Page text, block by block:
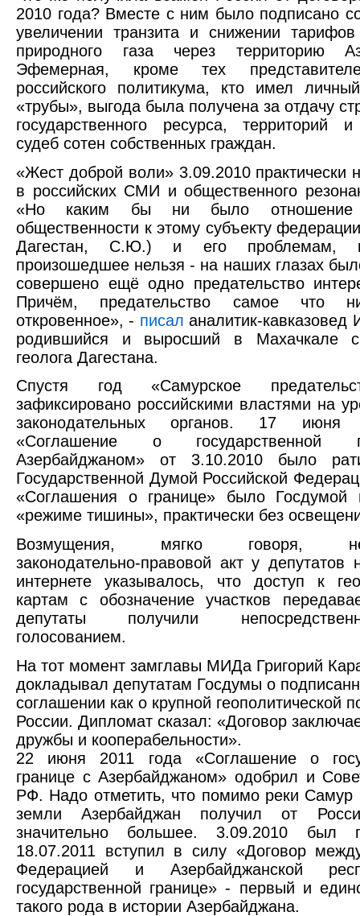
2010 года? Вместе с ним было подписано
увеличении транзита и снижении тарифов
природного газа через территорию
Эфемерная, кроме тех
российского политикума, кто имел
«трубы», выгода была получена за отдачу
государственного ресурса, территорий
судеб сотен собственных граждан.
«Жест доброй воли» 3.09.2010 практически
в российских СМИ и общественного
«Но каким бы ни было отношение
общественности к этому субъекту
Дагестан, С.Ю.) и его проблемам,
произошедшее нельзя - на наших глазах
совершено ещё одно предательство
Причём, предательство самое что
откровенное», - писал аналитик-кавказовед
родившийся и выросший в Махачкале
геолога Дагестана.
Спустя год «Самурское
зафиксировано российскими властями на
законодательных органов. 17
«Соглашение о государственной
Азербайджаном» от 3.10.2010 было
Государственной Думой Российской
«Соглашения о границе» было Госдумой
«режиме тишины», практически без
Возмущения, мягко говоря,
законодательно-правовой акт у
интернете указывалось, что доступ к
картам с обозначение участков
депутаты получили
голосованием.
На тот момент замглавы МИДа Григорий
докладывал депутатам Госдумы о
соглашении как о крупной геополитической
России. Дипломат сказал: «Договор
дружбы и кооперабельности».
22 июня 2011 года «Соглашение о
границе с Азербайджаном» одобрил и
РФ. Надо отметить, что помимо реки Самур
земли Азербайджан получил от
значительно большее. 3.09.2010 был
18.07.2011 вступил в силу «Договор
Федерацией и Азербайджанской
государственной границе» - первый и
такого рода в истории Азербайджана.